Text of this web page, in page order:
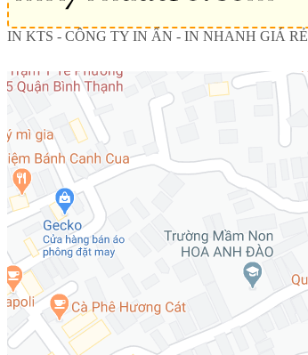
IN KTS - CÔNG TY IN ẤN - IN NHANH GIÁ RẺ